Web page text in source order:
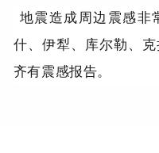
地震造成周边震感非
什、伊犁、库尔勒、
齐有震感报告。